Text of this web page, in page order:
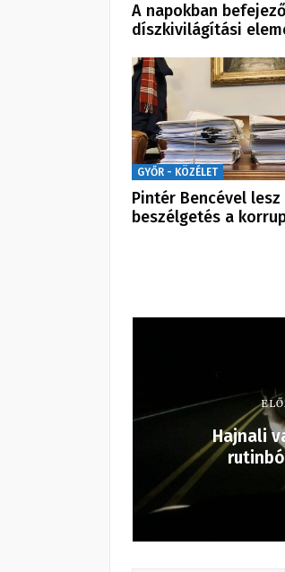
A napokban
díszkivilágítási
GYŐR - KÖZÉLET
Pintér Bencével lesz
beszélgetés a
Hajnali